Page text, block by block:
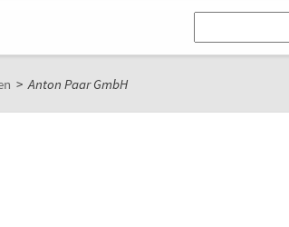
> Anton Paar GmbH